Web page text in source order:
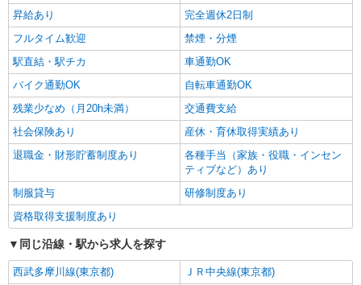
30,000円 ・役職手当：10,000〜70,000円 ・処遇改
善手当：20,000〜60,000円（勤続年数、保有資格
により変動） ・固定残業手当：20,000円（10時
間） ※固定残業時間を超過する場合には超過勤務
手当として別途支給 ・夜勤手当：10,000円/1回
（上記給与とは別に支給） 下記資格をお持ちの方
歓迎 ・認知症介護基礎研修 ・初任者研修 ・実務
者研修 ・介護福祉士 など
キープ 詳細を見る
昇給あり
完全週休2日制
フルタイム歓迎
禁煙・分煙
駅直結・駅チカ
車通勤OK
バイク通勤OK
自転車通勤OK
残業少なめ（月20h未満）
交通費支給
社会保険あり
産休・育休取得実績あり
退職金・財形貯蓄制度あり
各種手当（家族・役職・インセン
ティブなど）あり
制服貸与
研修制度あり
資格取得支援制度あり
同じ沿線・駅から求人を探す
西武多摩川線(東京都)
ＪＲ中央線(東京都)